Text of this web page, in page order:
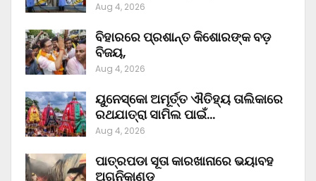
Aug 4, 2026
ବିହାରରେ ପ୍ରଶାନ୍ତ କିଶୋରଙ୍କ ବଡ଼
ବିଜୟ,
Aug 4, 2026
ୟୁନେସ୍କୋ ଅମୂର୍ତ୍ତ ଐତିହ୍ୟ ତାଲିକାରେ
ରଥଯାତ୍ରା ସାମିଲ ପାଇଁ…
Aug 4, 2026
ପାତ୍ରପଡା ସୂତା କାରଖାନାରେ ଭୟାବହ
ଅଗ୍ନିକାଣ୍ଡ